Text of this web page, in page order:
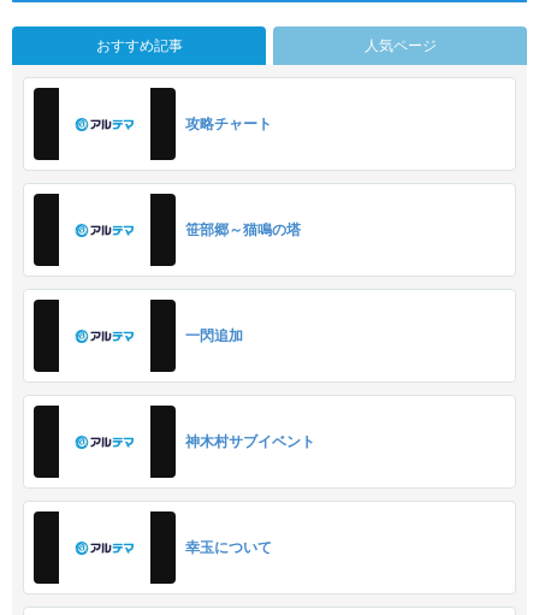
おすすめ記事 人気ページ
攻略チャート
笹部郷～猫鳴の塔
一閃追加
神木村サブイベント
幸玉について